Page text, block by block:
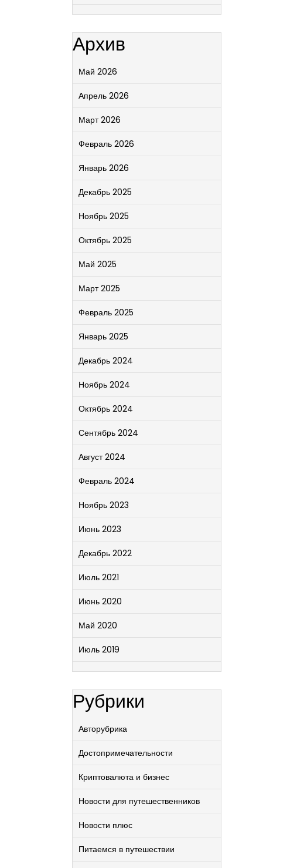
Архив
Май 2026
Апрель 2026
Март 2026
Февраль 2026
Январь 2026
Декабрь 2025
Ноябрь 2025
Октябрь 2025
Май 2025
Март 2025
Февраль 2025
Январь 2025
Декабрь 2024
Ноябрь 2024
Октябрь 2024
Сентябрь 2024
Август 2024
Февраль 2024
Ноябрь 2023
Июнь 2023
Декабрь 2022
Июль 2021
Июнь 2020
Май 2020
Июль 2019
Рубрики
Авторубрика
Достопримечательности
Криптовалюта и бизнес
Новости для путешественников
Новости плюс
Питаемся в путешествии